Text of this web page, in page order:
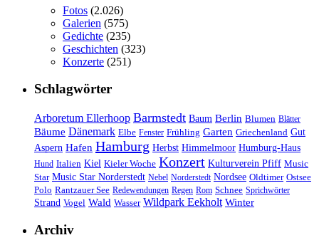
Fotos (2.026)
Galerien (575)
Gedichte (235)
Geschichten (323)
Konzerte (251)
Schlagwörter
Arboretum Ellerhoop Barmstedt Baum Berlin Blumen Blätter
Bäume Dänemark Elbe Fenster Frühling Garten Griechenland Gut
Aspern Hafen Hamburg Herbst Himmelmoor Humburg-Haus
Hund Italien Kiel Kieler Woche Konzert Kulturverein Pfiff Music
Star Music Star Norderstedt Nebel Norderstedt Nordsee Oldtimer Ostsee
Polo Rantzauer See Redewendungen Regen Rom Schnee Sprichwörter
Strand Vogel Wald Wasser Wildpark Eekholt Winter
Archiv